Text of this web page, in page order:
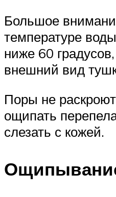
Большое
температуре
ниже 60
внешний вид
Поры не
ощипать
слезать с кожей.